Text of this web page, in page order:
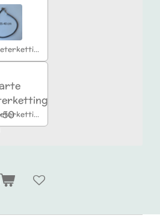
zwarte veterketting 35-40 cm
zwarte veterketting 45-50 cm